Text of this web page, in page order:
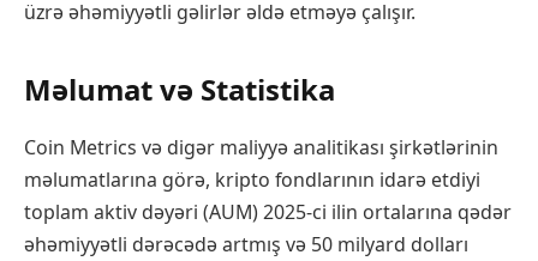
üzrə əhəmiyyətli gəlirlər əldə etməyə çalışır.
Məlumat və Statistika
Coin Metrics və digər maliyyə analitikası şirkətlərinin
məlumatlarına görə, kripto fondlarının idarə etdiyi
toplam aktiv dəyəri (AUM) 2025-ci ilin ortalarına qədər
əhəmiyyətli dərəcədə artmış və 50 milyard dolları